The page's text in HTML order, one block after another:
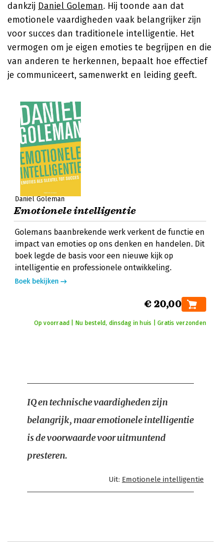
dankzij Daniel Goleman. Hij toonde aan dat
emotionele vaardigheden vaak belangrijker zijn
voor succes dan traditionele intelligentie. Het
vermogen om je eigen emoties te begrijpen en die
van anderen te herkennen, bepaalt hoe effectief
je communiceert, samenwerkt en leiding geeft.
Daniel Goleman
Emotionele intelligentie
Golemans baanbrekende werk verkent de functie en
impact van emoties op ons denken en handelen. Dit
boek legde de basis voor een nieuwe kijk op
intelligentie en professionele ontwikkeling.
Boek bekijken
€ 20,00
Op voorraad | Nu besteld, dinsdag in huis | Gratis verzonden
IQ en technische vaardigheden zijn
belangrijk, maar emotionele intelligentie
is de voorwaarde voor uitmuntend
presteren.
Uit: Emotionele intelligentie